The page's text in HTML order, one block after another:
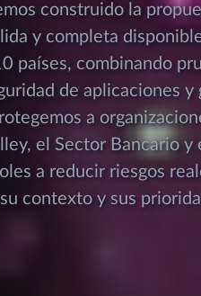
construido la
y completa
países, combinando
de aplicaciones
a
el Sector Bancario y
a reducir riesgos
contexto y sus